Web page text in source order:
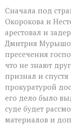
Сначала под
Окорокова и
арестовал и
Дмитрия
пресечения
что не знают
признал и
прокуратурой
его дело было
суде будет
материалов и